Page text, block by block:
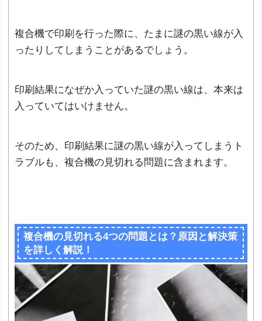
複合機で印刷を行った際に、たまに謎の黒い線が入
ったりしてしまうことがあるでしょう。
印刷結果になぜか入っていた謎の黒い線は、本来は
入っていてはいけません。
そのため、印刷結果に謎の黒い線が入ってしまうト
ラブルも、複合機の見切れる問題に含まれます。
複合機の見切れる4つの問題とは？原因と解決策
を詳しく解説！